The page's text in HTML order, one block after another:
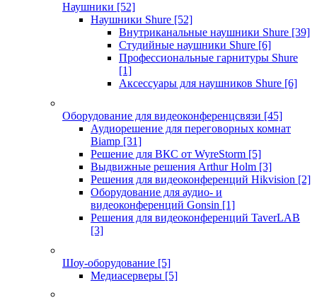
Наушники [52]
Наушники Shure [52]
Внутриканальные наушники Shure [39]
Студийные наушники Shure [6]
Профессиональные гарнитуры Shure
[1]
Аксессуары для наушников Shure [6]
Оборудование для видеоконференцсвязи [45]
Аудиорешение для переговорных комнат
Biamp [31]
Решение для ВКС от WyreStorm [5]
Выдвижные решения Arthur Holm [3]
Решения для видеоконференций Hikvision [2]
Оборудование для аудио- и
видеоконференций Gonsin [1]
Решения для видеоконференций TaverLAB
[3]
Шоу-оборудование [5]
Медиасерверы [5]